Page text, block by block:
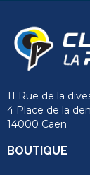
11 Rue de la
4 Place de la
14000 Caen
BOUTIQUE